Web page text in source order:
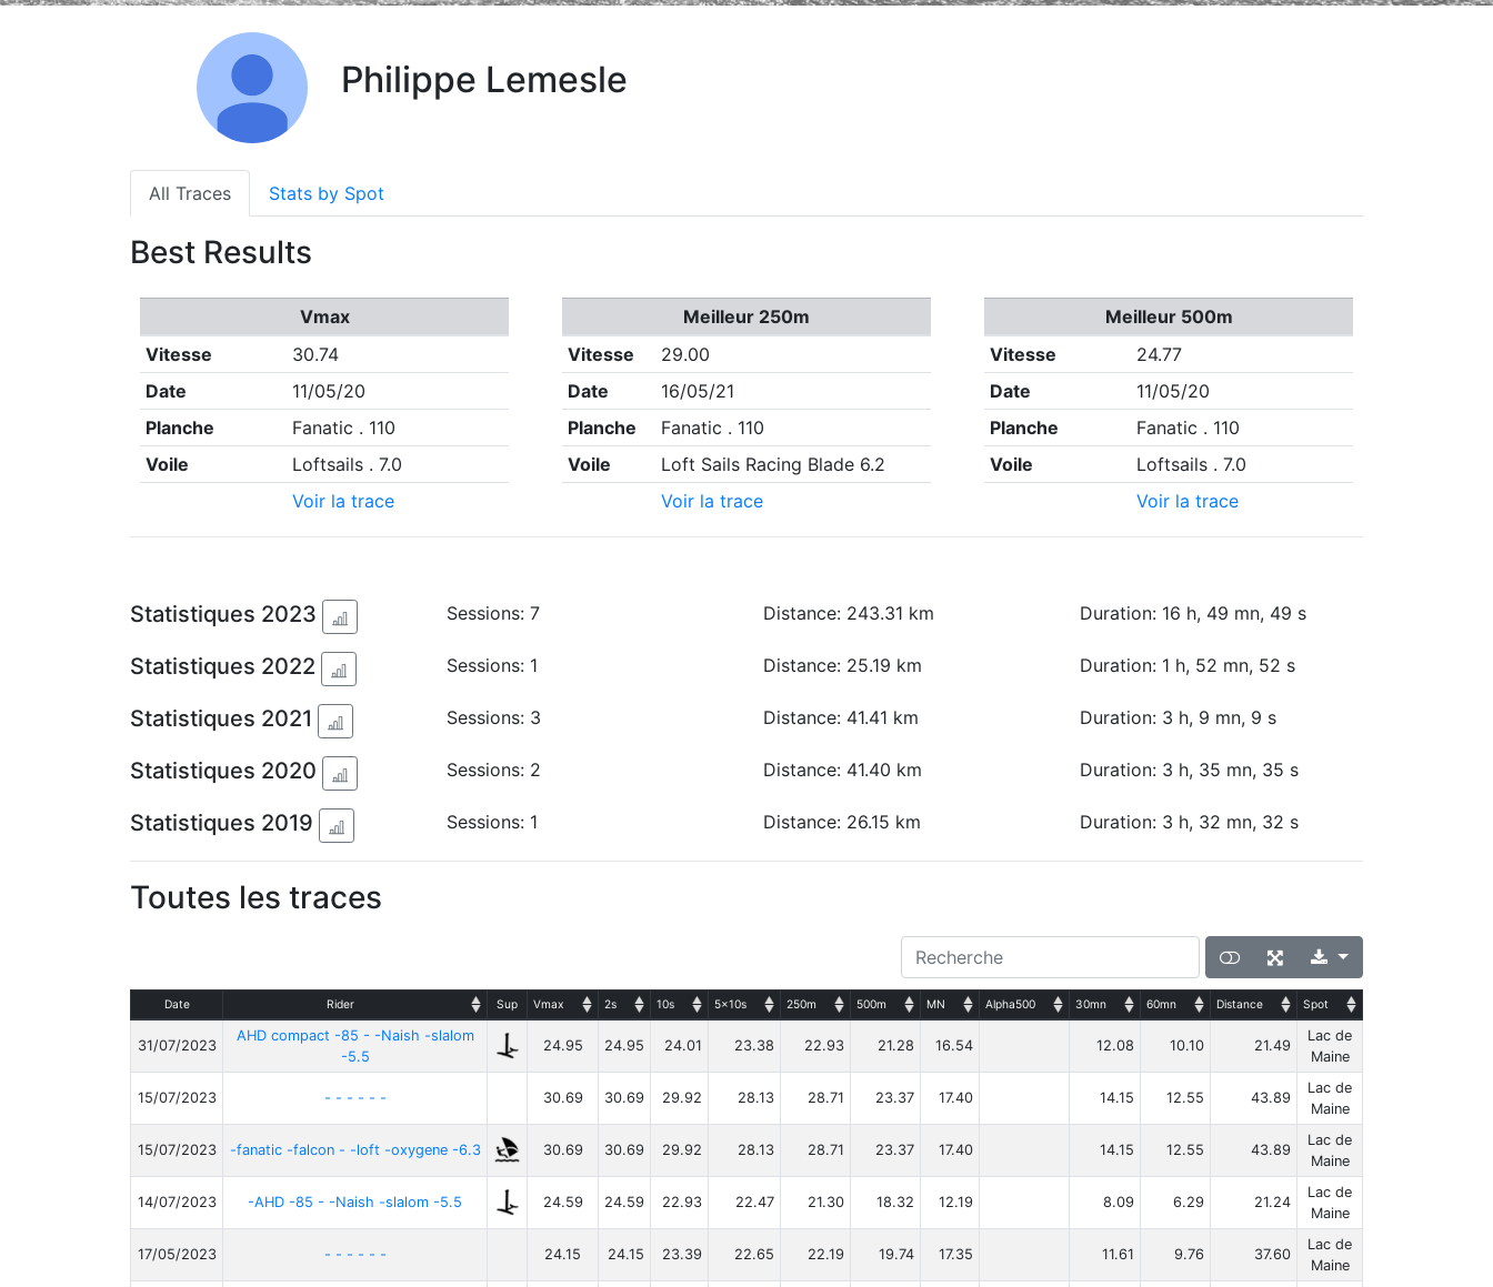
Philippe Lemesle
All Traces Stats by Spot
Best Results
Vmax
Vitesse
30.74
Date
11/05/20
Planche
Fanatic . 110
Voile
Loftsails . 7.0
Voir la trace
Meilleur 250m
Vitesse
29.00
Date
16/05/21
Planche
Fanatic . 110
Voile
Loft Sails Racing Blade 6.2
Voir la trace
Meilleur 500m
Vitesse
24.77
Date
11/05/20
Planche
Fanatic . 110
Voile
Loftsails . 7.0
Voir la trace
Statistiques 2023 Sessions: 7 Distance: 243.31 km Duration: 16 h, 49 mn, 49 s
Statistiques 2022 Sessions: 1 Distance: 25.19 km Duration: 1 h, 52 mn, 52 s
Statistiques 2021 Sessions: 3 Distance: 41.41 km Duration: 3 h, 9 mn, 9 s
Statistiques 2020 Sessions: 2 Distance: 41.40 km Duration: 3 h, 35 mn, 35 s
Statistiques 2019 Sessions: 1 Distance: 26.15 km Duration: 3 h, 32 mn, 32 s
Toutes les traces
Date Rider Sup Vmax 2s 10s 5x10s 250m 500m MN Alpha500 30mn 60mn Distance Spot
31/07/2023
AHD compact -85 - -Naish -slalom
-5.5
24.95 24.95 24.01 23.38 22.93 21.28 16.54 12.08 10.10 21.49
Lac de
Maine
15/07/2023 - - - - - - 30.69 30.69 29.92 28.13 28.71 23.37 17.40 14.15 12.55 43.89
Lac de
Maine
15/07/2023 -fanatic -falcon - -loft -oxygene -6.3 30.69 30.69 29.92 28.13 28.71 23.37 17.40 14.15 12.55 43.89
Lac de
Maine
14/07/2023 -AHD -85 - -Naish -slalom -5.5 24.59 24.59 22.93 22.47 21.30 18.32 12.19 8.09 6.29 21.24
Lac de
Maine
17/05/2023 - - - - - - 24.15 24.15 23.39 22.65 22.19 19.74 17.35 11.61 9.76 37.60
Lac de
Maine